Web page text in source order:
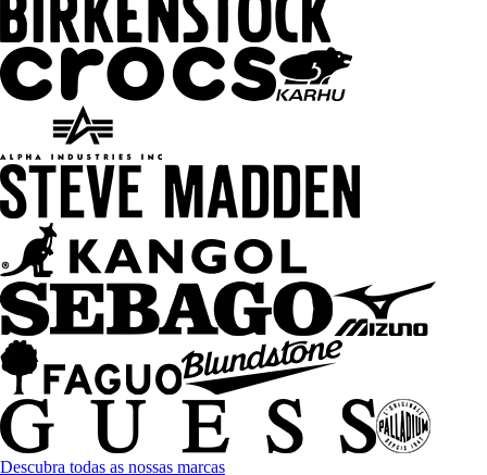
Descubra todas as nossas marcas